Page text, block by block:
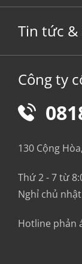
Tin tức &
Công ty
130 Cộng
Thứ 2 - 7 từ
Nghỉ chủ
Hotline phản